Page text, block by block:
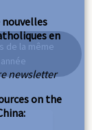
de la même
année
nouvelles
en
newsletter
on the